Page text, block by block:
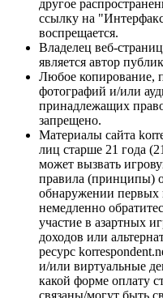
другое
ссылку на
воспрещается.
Владелец веб-
является автор
Любое копирование,
фотографий и/или
принадлежащих
запрещено.
Материалы сайта
лиц старше 21 года
может вызвать
правила (принципы)
обнаружении первых
немедленно
участие в азартных
доходов или
ресурс
и/или виртуальные
какой форме оплату
связаны/могут быть